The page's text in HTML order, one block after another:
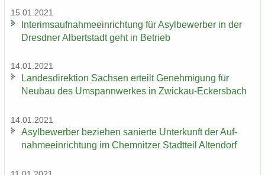
15.01.2021
In­te­rims­auf­nah­me­ein­rich­tung für Asyl­be­wer­ber in der
Dresd­ner Al­bert­stadt geht in Be­trieb
14.01.2021
Lan­des­di­rek­ti­on Sach­sen er­teilt Ge­neh­mi­gung für
Neu­bau des Um­spann­wer­kes in Zwickau-​Eckersbach
14.01.2021
Asyl­be­wer­ber be­zie­hen sa­nier­te Un­ter­kunft der Auf­
nah­me­ein­rich­tung im Chem­nit­zer Stadt­teil Al­ten­dorf